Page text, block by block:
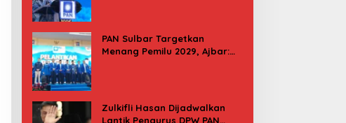
PAN Sulbar Targetkan
Menang Pemilu 2029, Ajbar:
Zulkifli Hasan Dijadwalkan
Lantik Pengurus DPW PAN